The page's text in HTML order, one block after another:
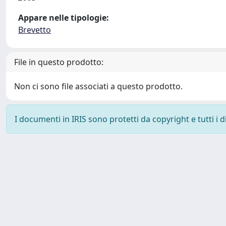
Appare nelle tipologie:
Brevetto
File in questo prodotto:
Non ci sono file associati a questo prodotto.
I documenti in IRIS sono protetti da copyright e tutti i